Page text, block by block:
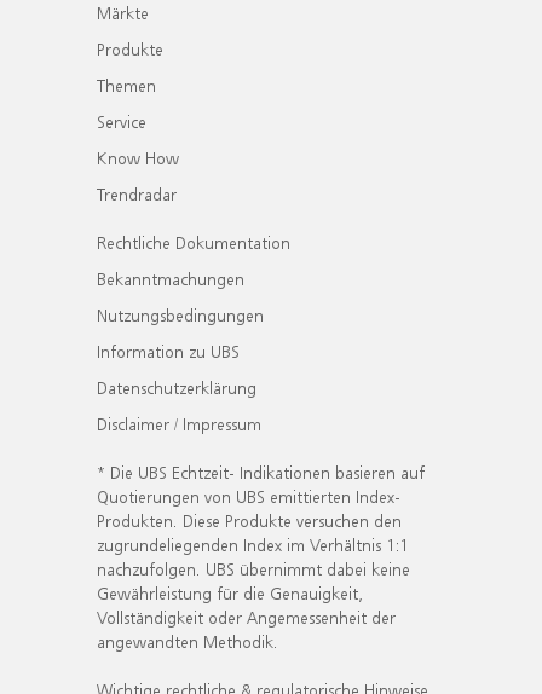
Märkte
Produkte
Themen
Service
Know How
Trendradar
Rechtliche Dokumentation
Bekanntmachungen
Nutzungsbedingungen
Information zu UBS
Datenschutzerklärung
Disclaimer / Impressum
* Die UBS Echtzeit- Indikationen basieren auf
Quotierungen von UBS emittierten Index-
Produkten. Diese Produkte versuchen den
zugrundeliegenden Index im Verhältnis 1:1
nachzufolgen. UBS übernimmt dabei keine
Gewährleistung für die Genauigkeit,
Vollständigkeit oder Angemessenheit der
angewandten Methodik.